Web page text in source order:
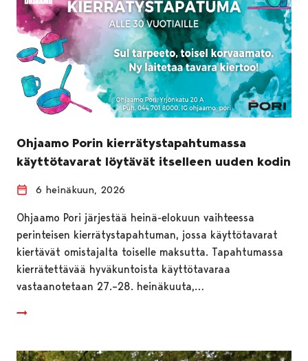
Ohjaamo Porin kierrätystapahtumassa
käyttötavarat löytävät itselleen uuden kodin
6 heinäkuun, 2026
Ohjaamo Pori järjestää heinä-elokuun vaihteessa
perinteisen kierrätystapahtuman, jossa käyttötavarat
kiertävät omistajalta toiselle maksutta. Tapahtumassa
kierrätettävää hyväkuntoista käyttötavaraa
vastaanotetaan 27.–28. heinäkuuta,…